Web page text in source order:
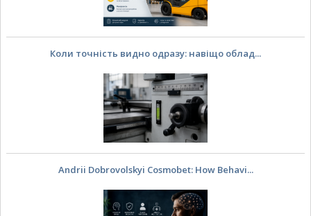
Коли точність видно одразу: навіщо облад...
Andrii Dobrovolskyi Cosmobet: How Behavi...